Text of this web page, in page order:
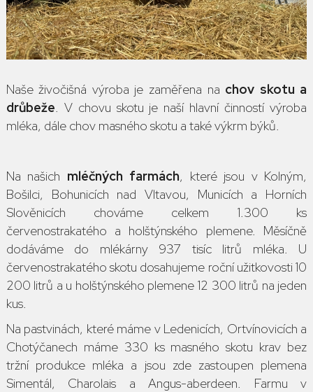
Naše živočišná výroba je zaměřena na chov skotu a
drůbeže . V chovu skotu je naší hlavní činností výroba
mléka, dále chov masného skotu a také výkrm býků.
Na našich mléčných farmách, které jsou v Kolným,
Bošilci, Bohunicích nad Vltavou, Municích a Horních
Slověnicích chováme celkem 1.300 ks
červenostrakatého a holštýnského plemene. Měsíčně
dodáváme do mlékárny 937 tisíc litrů mléka. U
červenostrakatého skotu dosahujeme roční užitkovosti 10
200 litrů a u holštýnského plemene 12 300 litrů na jeden
kus.
Na pastvinách, které máme v Ledenicích, Ortvínovicích a
Chotýčanech máme 330 ks masného skotu krav bez
tržní produkce mléka a jsou zde zastoupen plemena
Simentál, Charolais a Angus-aberdeen. Farmu v